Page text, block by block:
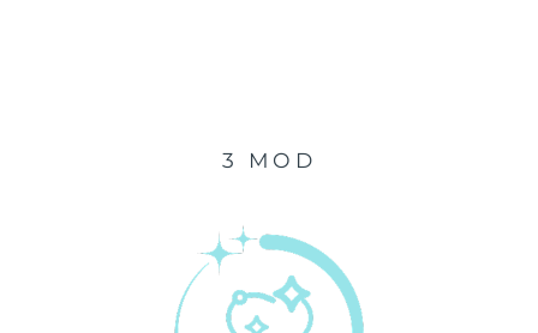
3 MOD
Tahmini teslim tarihi
Tahmini teslim tarihi